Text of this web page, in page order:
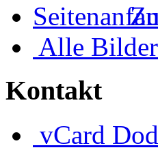
Alle Bilder
Kontakt
vCard